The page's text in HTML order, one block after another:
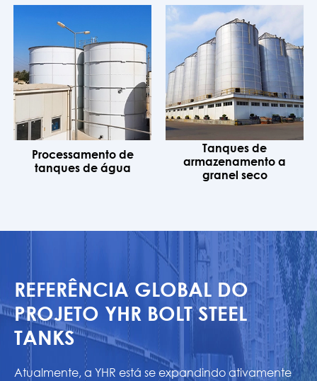
Processamento de
tanques de água
Tanques de
armazenamento a
granel seco
REFERÊNCIA GLOBAL DO
PROJETO YHR BOLT STEEL
TANKS
Atualmente, a YHR está se expandindo ativamente